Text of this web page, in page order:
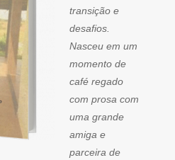
transição e
desafios.
Nasceu em um
momento de
café regado
com prosa com
uma grande
amiga e
parceira de